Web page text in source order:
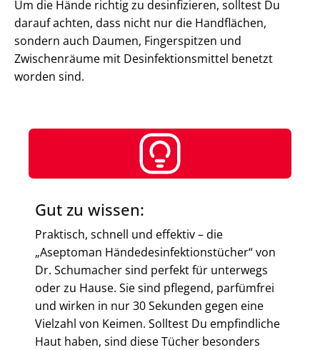
Um die Hände richtig zu desinfizieren, solltest Du
darauf achten, dass nicht nur die Handflächen,
sondern auch Daumen, Fingerspitzen und
Zwischenräume mit Desinfektionsmittel benetzt
worden sind.
Gut zu wissen:
Praktisch, schnell und effektiv – die
„Aseptoman Händedesinfektionstücher“ von
Dr. Schumacher sind perfekt für unterwegs
oder zu Hause. Sie sind pflegend, parfümfrei
und wirken in nur 30 Sekunden gegen eine
Vielzahl von Keimen. Solltest Du empfindliche
Haut haben, sind diese Tücher besonders